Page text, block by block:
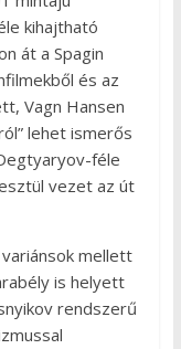
kihajtható
át a Spagin
és az
Vagn Hansen
lehet ismerős
féle
vezet az út
mellett
is helyett
rendszerű